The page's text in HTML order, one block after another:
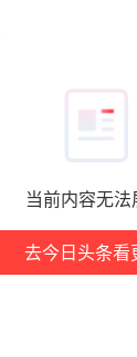
当前内容无法
去今日头条看